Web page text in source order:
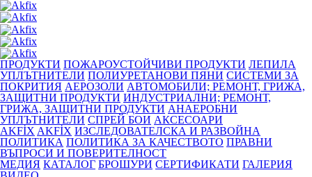
ПРОДУКТИ ПОЖАРОУСТОЙЧИВИ ПРОДУКТИ ЛЕПИЛА
УПЛЪТНИТЕЛИ ПОЛИУРЕТАНОВИ ПЯНИ СИСТЕМИ ЗА
ПОКРИТИЯ АЕРОЗОЛИ АВТОМОБИЛИ; РЕМОНТ, ГРИЖА,
ЗАЩИТНИ ПРОДУКТИ ИНДУСТРИАЛНИ; РЕМОНТ,
ГРИЖА, ЗАЩИТНИ ПРОДУКТИ АНАЕРОБНИ
УПЛЪТНИТЕЛИ СПРЕЙ БОИ АКСЕСОАРИ
AKFİX AKFİX ИЗСЛЕДОВАТЕЛСКА И РАЗВОЙНА
ПОЛИТИКА ПОЛИТИКА ЗА КАЧЕСТВОТО ПРАВНИ
ВЪПРОСИ И ПОВЕРИТЕЛНОСТ
МЕДИЯ КАТАЛОГ БРОШУРИ СЕРТИФИКАТИ ГАЛЕРИЯ